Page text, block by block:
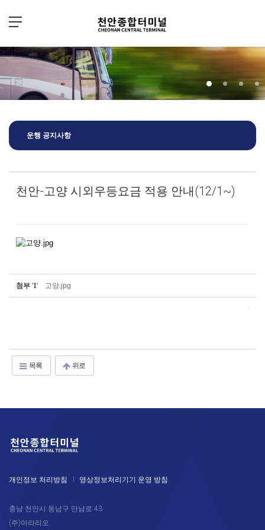
운행 공지사항
천안-고양 시외우등요금 적용 안내(12/1~)
첨부 '1' 고양.jpg
목록 위로
개인정보 처리방침 영상정보처리기기 운영 방침
충남 천안시 동남구 만남로 43
(주)아라리오